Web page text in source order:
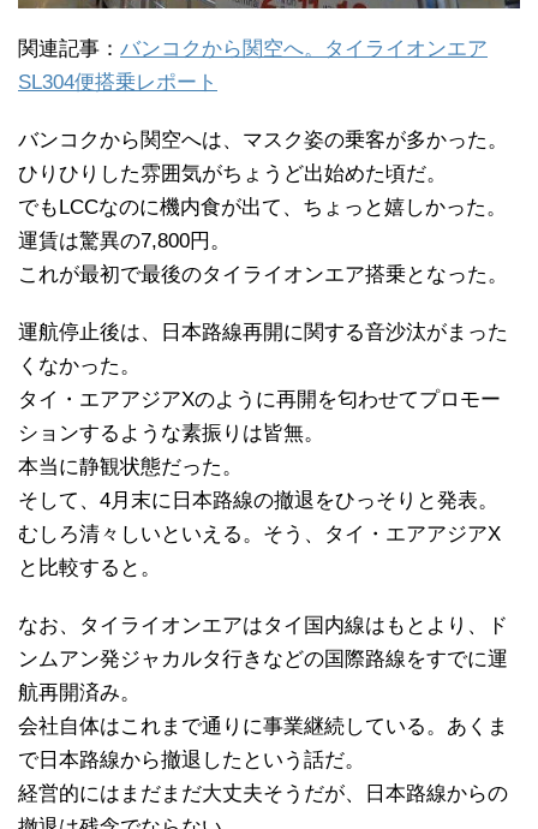
関連記事： バンコクから関空へ。タイライオンエア
SL304便搭乗レポート
バンコクから関空へは、マスク姿の乗客が多かった。
ひりひりした雰囲気がちょうど出始めた頃だ。
でもLCCなのに機内食が出て、ちょっと嬉しかった。
運賃は驚異の7,800円。
これが最初で最後のタイライオンエア搭乗となった。
運航停止後は、日本路線再開に関する音沙汰がまった
くなかった。
タイ・エアアジアXのように再開を匂わせてプロモー
ションするような素振りは皆無。
本当に静観状態だった。
そして、4月末に日本路線の撤退をひっそりと発表。
むしろ清々しいといえる。そう、タイ・エアアジアX
と比較すると。
なお、タイライオンエアはタイ国内線はもとより、ド
ンムアン発ジャカルタ行きなどの国際路線をすでに運
航再開済み。
会社自体はこれまで通りに事業継続している。あくま
で日本路線から撤退したという話だ。
経営的にはまだまだ大丈夫そうだが、日本路線からの